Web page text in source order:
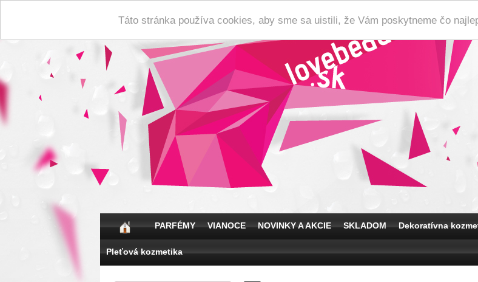
Táto stránka používa cookies, aby sme sa uistili, že Vám poskytneme čo
PARFÉMY VIANOCE NOVINKY A AKCIE SKLADOM Dekoratívna
Pleťová kozmetika